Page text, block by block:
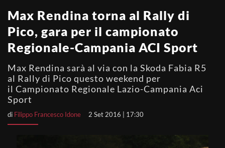
Max Rendina torna al Rally di
Pico, gara per il campionato
Regionale-Campania ACI Sport
Max Rendina sarà al via con la Skoda Fabia R5
al Rally di Pico questo weekend per
il Campionato Regionale Lazio-Campania Aci
Sport
di Filippo Francesco Idone 2 Set 2016 | 17:30